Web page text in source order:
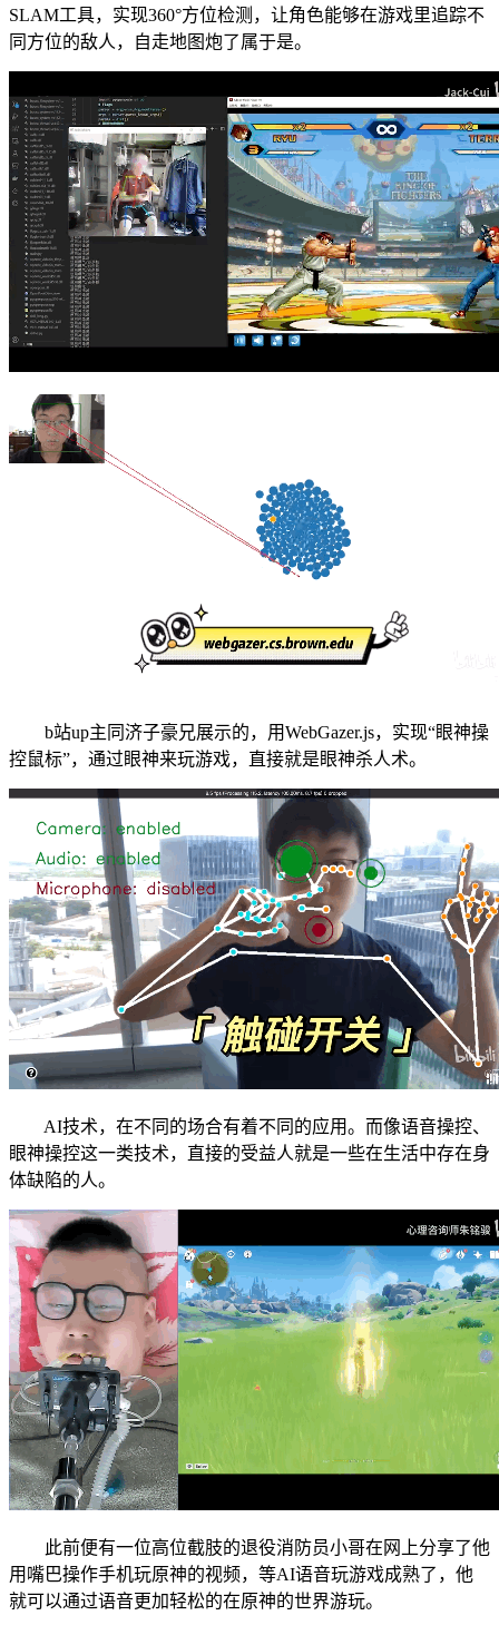
SLAM工具，实现360°方位检测，让角色能够在游戏里追踪不
同方位的敌人，自走地图炮了属于是。
b站up主同济子豪兄展示的，用WebGazer.js，实现“眼神操
控鼠标”，通过眼神来玩游戏，直接就是眼神杀人术。
AI技术，在不同的场合有着不同的应用。而像语音操控、
眼神操控这一类技术，直接的受益人就是一些在生活中存在身
体缺陷的人。
此前便有一位高位截肢的退役消防员小哥在网上分享了他
用嘴巴操作手机玩原神的视频，等AI语音玩游戏成熟了，他
就可以通过语音更加轻松的在原神的世界游玩。